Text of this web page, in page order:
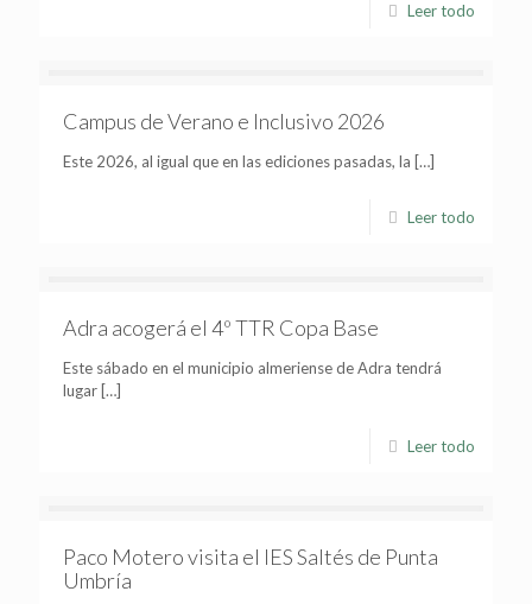
Leer todo
Campus de Verano e Inclusivo 2026
Este 2026, al igual que en las ediciones pasadas, la […]
Leer todo
Adra acogerá el 4º TTR Copa Base
Este sábado en el municipio almeriense de Adra tendrá
lugar […]
Leer todo
Paco Motero visita el IES Saltés de Punta
Umbría